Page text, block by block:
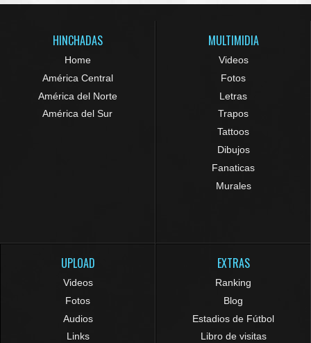
HINCHADAS
Home
América Central
América del Norte
América del Sur
MULTIMIDIA
Videos
Fotos
Letras
Trapos
Tattoos
Dibujos
Fanaticas
Murales
UPLOAD
Videos
Fotos
Audios
Links
EXTRAS
Ranking
Blog
Estadios de Fútbol
Libro de visitas